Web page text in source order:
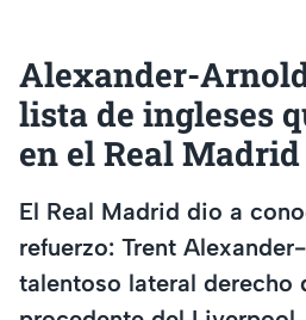
Alexander-
lista de ingleses
en el Real Madrid
El Real Madrid dio a
refuerzo: Trent
talentoso lateral derecho